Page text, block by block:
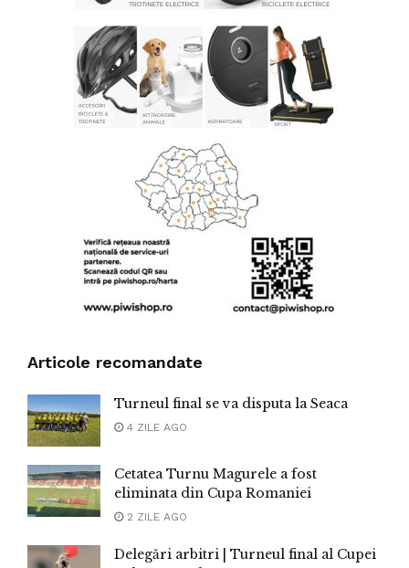
Articole recomandate
Turneul final se va disputa la Seaca
4 ZILE AGO
Cetatea Turnu Magurele a fost
eliminata din Cupa Romaniei
2 ZILE AGO
Delegări arbitri | Turneul final al Cupei